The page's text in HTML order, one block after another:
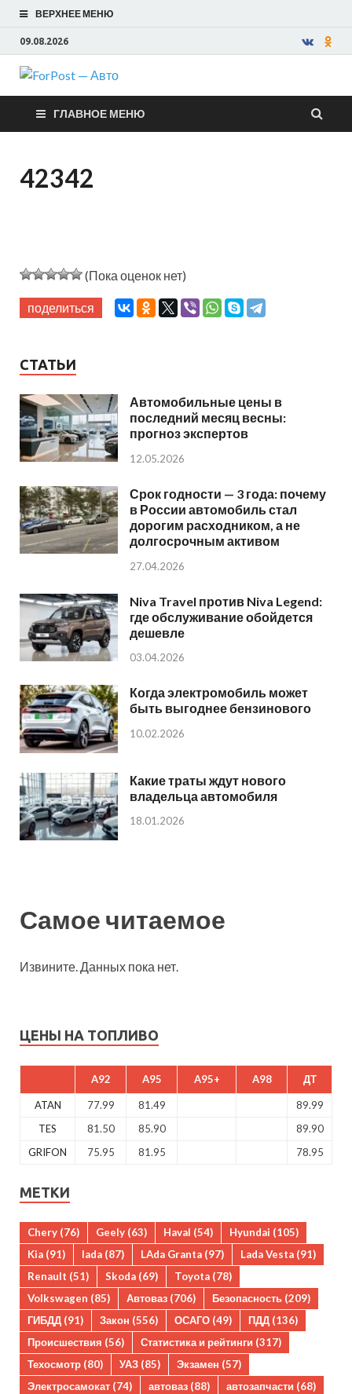
ВЕРХНЕЕ МЕНЮ
09.08.2026
ForPost —
Авто
ГЛАВНОЕ МЕНЮ
42342
(Пока оценок нет)
поделиться
СТАТЬИ
Автомобильные цены в
последний месяц весны:
прогноз экспертов
12.05.2026
Срок годности — 3 года: почему
в России автомобиль стал
дорогим расходником, а не
долгосрочным активом
27.04.2026
Niva Travel против Niva Legend:
где обслуживание обойдется
дешевле
03.04.2026
Когда электромобиль может
быть выгоднее бензинового
10.02.2026
Какие траты ждут нового
владельца автомобиля
18.01.2026
Самое читаемое
Извините. Данных пока нет.
ЦЕНЫ НА ТОПЛИВО
A92 A95 A95+ A98 ДТ
ATAN 77.99 81.49
89.99
TES
81.50 85.90
89.90
GRIFON
75.95 81.95 78.95
МЕТКИ
Chery (76) Geely (63) Haval (54) Hyundai (105)
Kia (91) lada (87) LAda Granta (97) Lada Vesta (91)
Renault (51) Skoda (69) Toyota (78)
Volkswagen (85) Автоваз (706) Безопасность (209)
ГИБДД (91) Закон (556) ОСАГО (49) ПДД (136)
Происшествия (56) Статистика и рейтинги (317)
Техосмотр (80) УАЗ (85) Экзамен (57)
Электросамокат (74) автоваз (88) автозапчасти (68)